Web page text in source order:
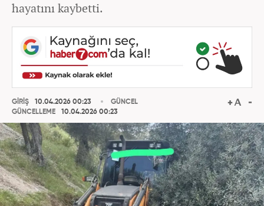
hayatını kaybetti.
GİRİŞ
10.04.2026 00:23
GÜNCELLEME
10.04.2026 00:23
GÜNCEL